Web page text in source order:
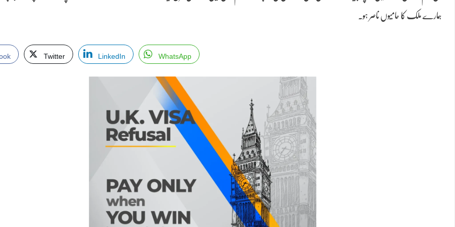
ہمارے ملک کا حامیوں ناصر ہو۔
Twitter LinkedIn WhatsApp